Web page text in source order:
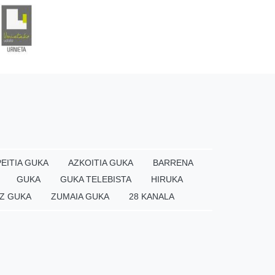
GUKA AZKOITIA GUKA
BARRENA
GUKA GUKA TELEBISTA
HIRUKA
GUKA ZUMAIA GUKA 28 KANALA